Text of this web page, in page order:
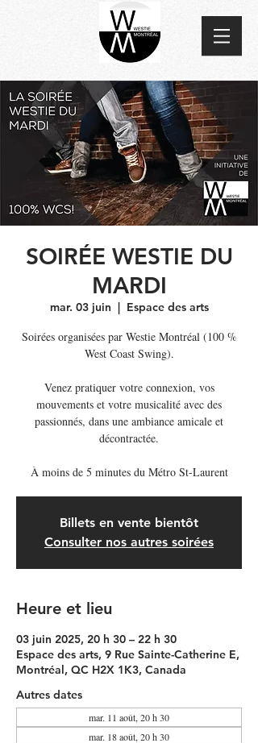
SOIRÉE WESTIE DU
MARDI
mar. 03 juin
  |
Espace des arts
Soirées organisées par Westie Montréal (100 %
West Coast Swing).
Venez pratiquer votre connexion, vos
mouvements et votre musicalité avec des
passionnés, dans une ambiance amicale et
décontractée.
À moins de 5 minutes du Métro St-Laurent
Billets en vente bientôt
Consulter nos autres soirées
Heure et lieu
03 juin 2025, 20 h 30 – 22 h 30
Espace des arts, 9 Rue Sainte-Catherine E,
Montréal, QC H2X 1K3, Canada
Autres dates
mar. 11 août, 20 h 30
mar. 18 août, 20 h 30